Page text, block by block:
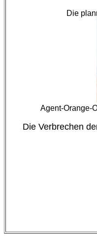
Die
Agent-Orange-
Die Verbrechen